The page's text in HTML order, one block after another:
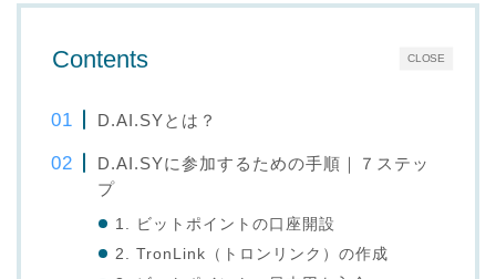
CLOSE
Contents
D.AI.SYとは？
D.AI.SYに参加するための手順｜７ステッ
プ
1. ビットポイントの口座開設
2. TronLink（トロンリンク）の作成